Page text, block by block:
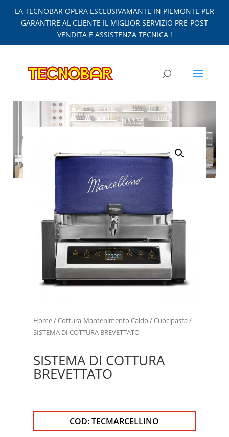
LA TECNOBAR OPERA ESCLUSIVAMANTE IN PIEMONTE PER
GARANTIRE AL CLIENTE IL MIGLIOR SERVIZIO PRE-POST
VENDITA E ASSISTENZA TECNICA !
Home/Cottura-Mantenimento Caldo /Cuocipasta /
SISTEMA DI COTTURA BREVETTATO
SISTEMA DI COTTURA
BREVETTATO
COD:TECMARCELLINO